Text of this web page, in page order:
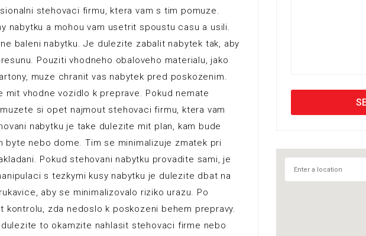
stehovaci firmu, ktera vam s tim pomuze.
nabytku a mohou vam usetrit spoustu casu a usili.
baleni nabytku. Je dulezite zabalit nabytek tak, aby
Pouziti vhodneho obaloveho materialu, jako
muze chranit vas nabytek pred poskozenim.
mit vhodne vozidlo k preprave. Pokud nemate
si opet najmout stehovaci firmu, ktera vam
nabytku je take dulezite mit plan, kam bude
byte nebo dome. Tim se minimalizuje zmatek pri
Pokud stehovani nabytku provadite sami, je
s tezkymi kusy nabytku je dulezite dbat na
aby se minimalizovalo riziko urazu. Po
kontrolu, zda nedoslo k poskozeni behem prepravy.
to okamzite nahlasit stehovaci firme nebo